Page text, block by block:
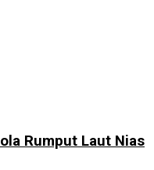
Rumput Laut Nias